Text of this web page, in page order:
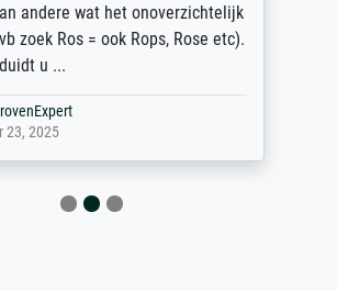
andere wat het onoverzichtelijk
zoek Ros = ook Rops, Rose etc).
u ...
23, 2025